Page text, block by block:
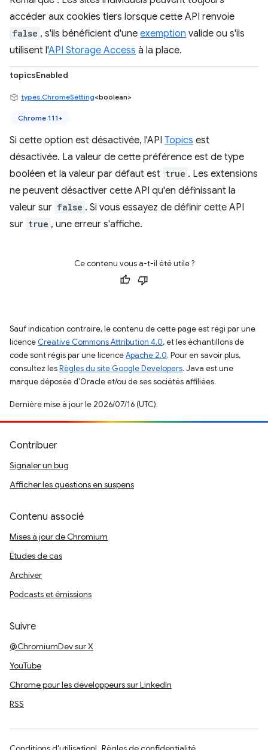
accéder aux cookies tiers lorsque cette API renvoie
false , s'ils bénéficient d'une exemption valide ou s'ils
utilisent l'API Storage Access à la place.
topicsEnabled
types.ChromeSetting<boolean>
Chrome 111+
Si cette option est désactivée, l'API Topics est
désactivée. La valeur de cette préférence est de type
booléen et la valeur par défaut est true . Les extensions
ne peuvent désactiver cette API qu'en définissant la
valeur sur false . Si vous essayez de définir cette API
sur true , une erreur s'affiche.
Ce contenu vous a-t-il été utile ?
Sauf indication contraire, le contenu de cette page est régi par une
licence Creative Commons Attribution 4.0, et les échantillons de
code sont régis par une licenceApache 2.0. Pour en savoir plus,
consultez lesRègles du site Google Developers. Java est une
marque déposée d'Oracle et/ou de ses sociétés affiliées.
Dernière mise à jour le 2026/07/16 (UTC).
Contribuer
Signaler un bug
Afficher les questions en suspens
Contenu associé
Mises à jour de Chromium
Études de cas
Archiver
Podcasts et émissions
Suivre
@ChromiumDev sur X
YouTube
Chrome pour les développeurs sur LinkedIn
RSS